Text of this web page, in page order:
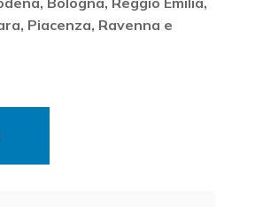
Piacenza, Ravenna e